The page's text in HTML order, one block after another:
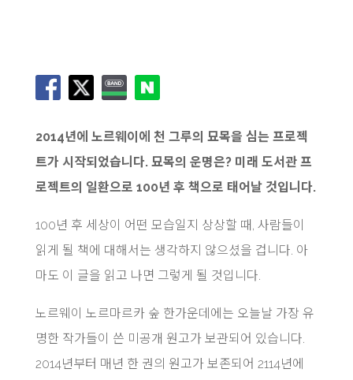
2014년에 노르웨이에 천 그루의 묘목을 심는 프로젝
트가 시작되었습니다. 묘목의 운명은? 미래 도서관 프
로젝트의 일환으로 100년 후 책으로 태어날 것입니다.
100년 후 세상이 어떤 모습일지 상상할 때, 사람들이
읽게 될 책에 대해서는 생각하지 않으셨을 겁니다. 아
마도 이 글을 읽고 나면 그렇게 될 것입니다.
노르웨이 노르마르카 숲 한가운데에는 오늘날 가장 유
명한 작가들이 쓴 미공개 원고가 보관되어 있습니다.
2014년부터 매년 한 권의 원고가 보존되어 2114년에